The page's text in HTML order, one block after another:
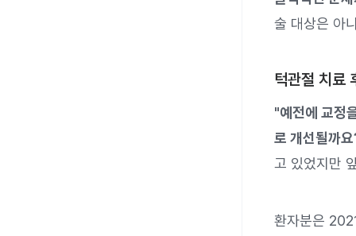
술 대상은 아
턱관절 치료
"예전에 교정
로 개선될까
고 있었지만
환자분은